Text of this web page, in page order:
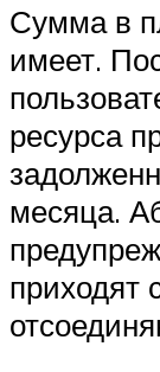
Сумма в
имеет.
ресурса
месяца.
приходят